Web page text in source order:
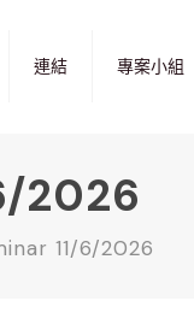
連結 專案小組
2026
11/6/2026